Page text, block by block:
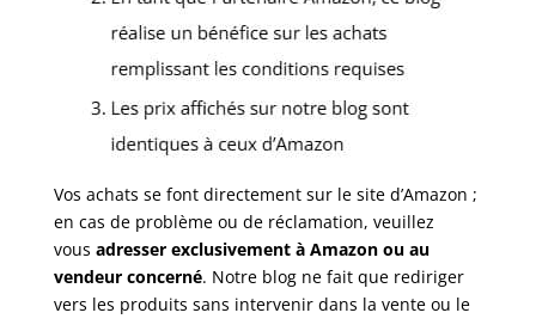
Vos achats se font directement sur le site d’Amazon ;
en cas de problème ou de réclamation, veuillez
vous adresser exclusivement à Amazon ou au
vendeur concerné. Notre blog ne fait que rediriger
vers les produits sans intervenir dans la vente ou le